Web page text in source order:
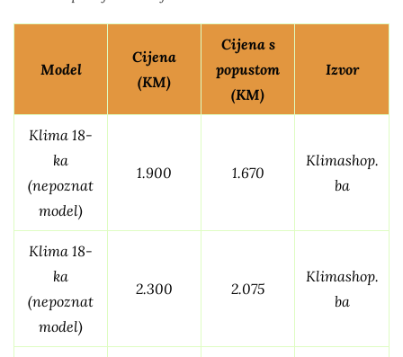
Model
Cijena
(KM)
Cijena s
popustom
(KM)
Izvor
Klima 18-
ka
(nepoznat
model)
1.900 1.670
Klimashop.
ba
Klima 18-
ka
(nepoznat
model)
2.300 2.075
Klimashop.
ba